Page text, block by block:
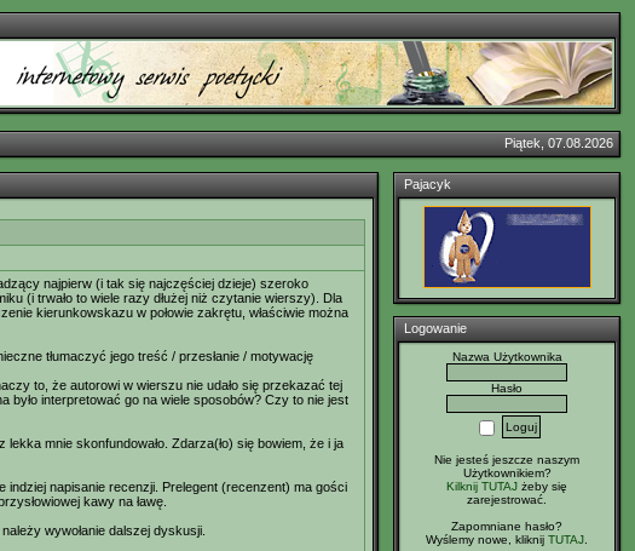
Piątek, 07.08.2026
najpierw (i tak się najczęściej dzieje) szeroko
(i trwało to wiele razy dłużej niż czytanie wierszy). Dla
kierunkowskazu w połowie zakrętu, właściwie można
tłumaczyć jego treść / przesłanie / motywację
to, że autorowi w wierszu nie udało się przekazać tej
było interpretować go na wiele sposobów? Czy to nie jest
mnie skonfundowało. Zdarza(ło) się bowiem, że i ja
napisanie recenzji. Prelegent (recenzent) ma gości
kawy na ławę.
wywołanie dalszej dyskusji.
Pajacyk
Logowanie
Nazwa Użytkownika
Hasło
Nie jesteś jeszcze naszym
Użytkownikiem?
Kilknij TUTAJ żeby się
zarejestrować.
Zapomniane hasło?
Wyślemy nowe, kliknij TUTAJ